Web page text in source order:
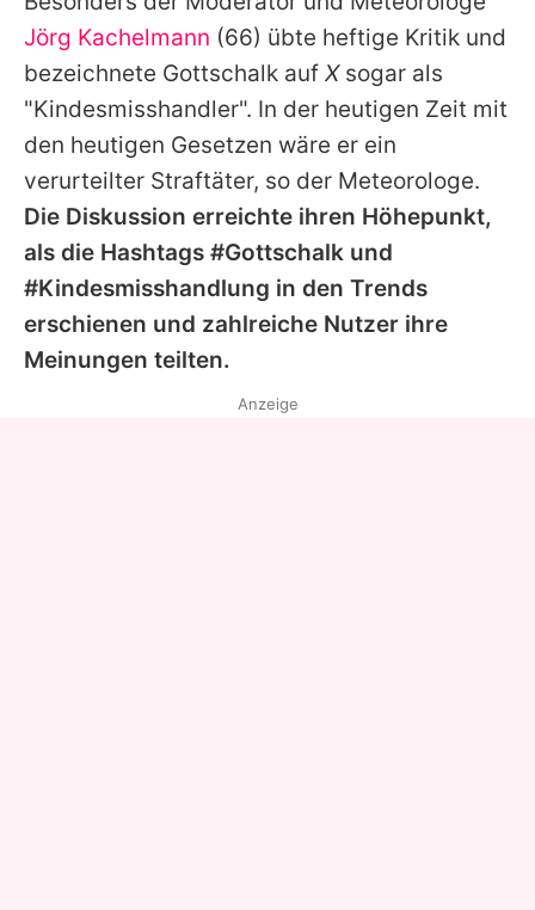
Jörg Kachelmann (66) übte heftige Kritik und
bezeichnete Gottschalk auf Xsogar als
"Kindesmisshandler". In der heutigen Zeit mit
den heutigen Gesetzen wäre er ein
verurteilter Straftäter, so der Meteorologe.
Die Diskussion erreichte ihren Höhepunkt,
als die Hashtags #Gottschalk und
#Kindesmisshandlung in den Trends
erschienen und zahlreiche Nutzer ihre
Meinungen teilten.
Anzeige